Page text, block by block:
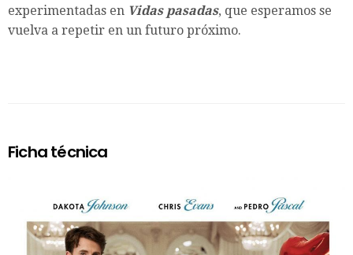
experimentadas en Vidas pasadas, que esperamos se
vuelva a repetir en un futuro próximo.
Ficha técnica